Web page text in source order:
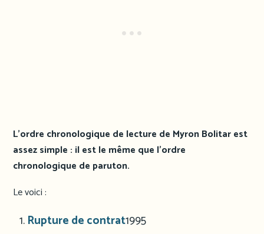
L’ordre chronologique de lecture de Myron Bolitar est
assez simple : il est le même que l’ordre
chronologique de paruton.
Le voici :
Rupture de contrat1995